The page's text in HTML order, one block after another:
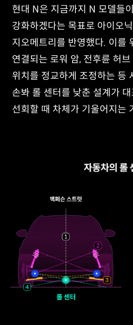
현대 N은 지금까지 N 모델들
강화하겠다는 목표로 아이오
지오메트리를 반영했다. 이를
연결되는 로워 암, 전후륜 허
위치를 정교하게 조정하는 등
손봐 롤 센터를 낮춘 설계가
선회할 때 차체가 기울어지는